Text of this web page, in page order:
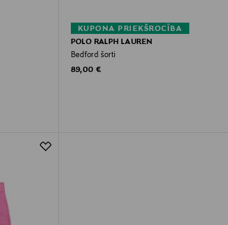
KUPONA PRIEKŠROCĪBA
POLO RALPH LAUREN
Bedford šorti
Original Price
89,00 €